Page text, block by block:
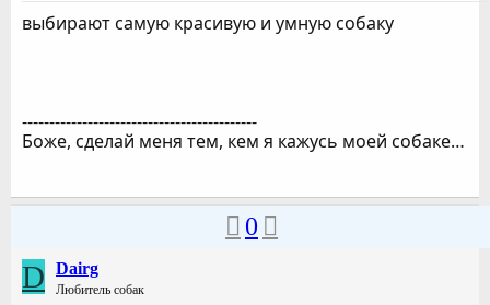
выбирают самую красивую и умную собаку
-------------------------------------------
Боже, сделай меня тем, кем я кажусь моей собаке…
0
D Dairg
Любитель собак